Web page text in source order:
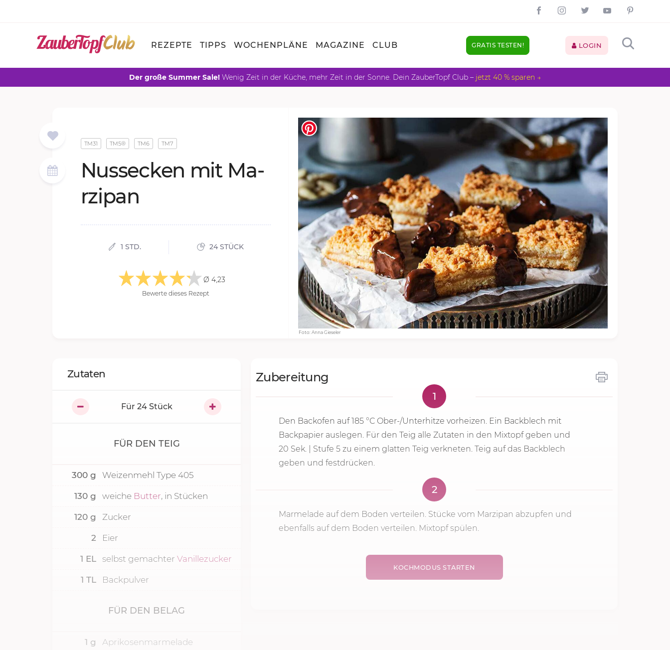
REZEPTE TIPPS WOCHENPLÄNE MAGAZINE CLUB GRATIS TESTEN! LOGIN
Der große Summer Sale! Wenig Zeit in der Küche, mehr Zeit in der Sonne. Dein ZauberTopf Club – jetzt 40 % sparen →
Foto: Anna Gieseler
TM31 TM5® TM6 TM7
Nuss­e­cken mit Ma­
r­zi­pan
1 STD. 24 STÜCK
Ø 4,23
Bewerte dieses Rezept
Zubereitung
1
Den Backofen auf185 °C Ober-/Unterhitze vorheizen. Ein Backblech mit
Backpapier auslegen. Für den Teig alle Zutaten in den Mixtopf geben und
20 Sek.
Stufe 5 zu einem glatten Teig verkneten. Teig auf das Backblech
geben und festdrücken.
2
Marmelade auf dem Boden verteilen. Stücke vom Marzipan abzupfen und
ebenfalls auf dem Boden verteilen. Mixtopf spülen.
KOCHMODUS STARTEN
Zutaten
Für 24Stück
FÜR DEN TEIG
300 g Weizenmehl Type 405
130 g weiche Butter, in Stücken
120 g Zucker
2 Eier
1 EL selbst gemachter Vanillezucker
1 TL Backpulver
FÜR DEN BELAG
1 g Aprikosenmarmelade